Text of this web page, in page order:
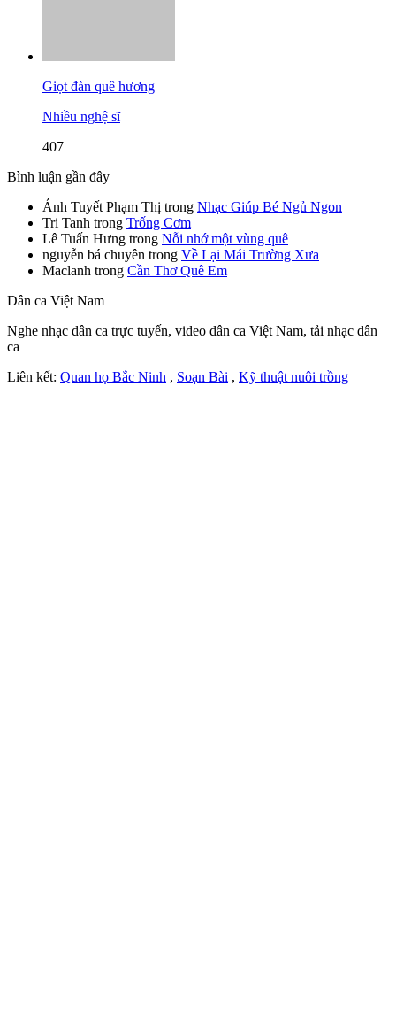
Giọt đàn quê hương
Nhiều nghệ sĩ
407
Bình luận gần đây
Ánh Tuyết Phạm Thị trong Nhạc Giúp Bé Ngủ Ngon
Tri Tanh trong Trống Cơm
Lê Tuấn Hưng trong Nỗi nhớ một vùng quê
nguyễn bá chuyên trong Về Lại Mái Trường Xưa
Maclanh trong Cần Thơ Quê Em
Dân ca Việt Nam
Nghe nhạc dân ca trực tuyến, video dân ca Việt Nam, tải nhạc dân
ca
Liên kết: Quan họ Bắc Ninh , Soạn Bài , Kỹ thuật nuôi trồng